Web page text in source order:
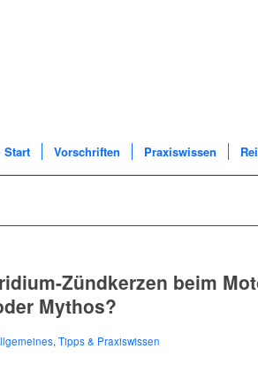
Start Vorschriften Praxiswissen
Zündkerzen beim
Mythos?
, Tipps & Praxiswissen